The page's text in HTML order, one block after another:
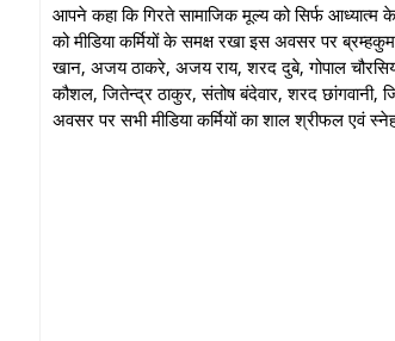
आपने कहा कि गिरते सामाजिक मूल्य को सिर्फ आध्यात्म
को मीडिया कर्मियों के समक्ष रखा इस अवसर पर
खान, अजय ठाकरे, अजय राय, शरद दुबे, गोपाल
कौशल, जितेन्द्र ठाकुर, संतोष बंदेवार, शरद
अवसर पर सभी मीडिया कर्मियों का शाल श्रीफल एवं